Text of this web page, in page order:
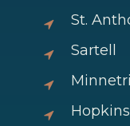
St.
Sartell
Hopkins